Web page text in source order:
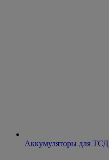
Аккумуляторы для ТСД